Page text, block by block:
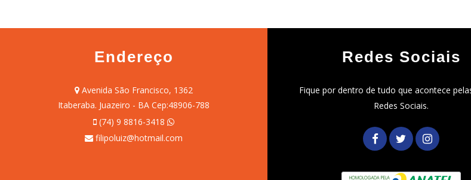
Endereço
Avenida São Francisco, 1362
Itaberaba. Juazeiro - BA Cep:48906-788
(74) 9 8816-3418
filipoluiz@hotmail.com
Redes Sociais
Fique por dentro de tudo que acontece
Redes Sociais.